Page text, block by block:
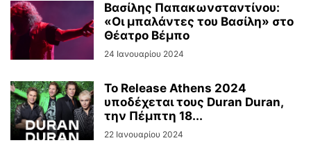
Βασίλης Παπακωνσταντίνου:
«Οι μπαλάντες του Βασίλη» στο
Θέατρο Βέμπο
24 Ιανουαρίου 2024
Το Release Athens 2024
υποδέχεται τους Duran Duran,
την Πέμπτη 18...
22 Ιανουαρίου 2024